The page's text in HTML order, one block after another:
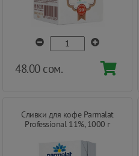
48.00 сом.
Сливки для кофе Parmalat
Professional 11%, 1000 г